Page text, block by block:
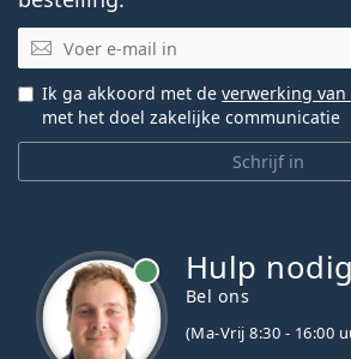
E-mail
Schrijf in
Ik ga akkoord met de verwerking
met het doel zakelijke communicatie
Hulp
Bel ons
(Ma-Vrij 8:30 - 16:00